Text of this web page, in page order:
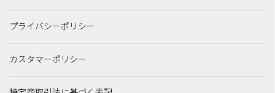
プライバシーポリシー
カスタマーポリシー